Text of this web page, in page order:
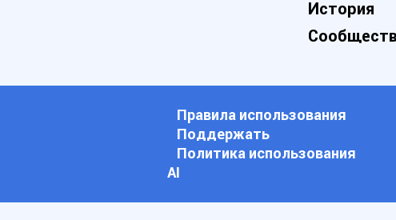
История
Правила использования
Поддержать
Политика использования
АI